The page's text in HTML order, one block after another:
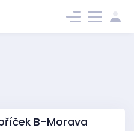
B-Morava